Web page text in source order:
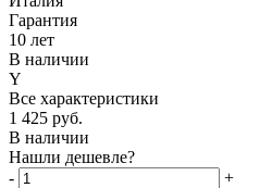
Гарантия
10 лет
В наличии
Y
Все характеристики
1 425 руб.
В наличии
Нашли дешевле?
-
+